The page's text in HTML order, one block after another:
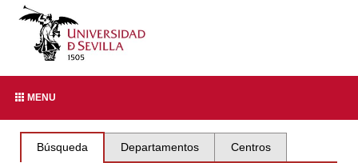
MENU
Búsqueda Departamentos Centros